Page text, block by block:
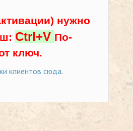
нужно
Ctrl+V По-
ключ.
клиентов сюда.